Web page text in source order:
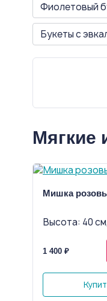
Фиолетовый
Букеты с
Мягкие
Мишка
Высота: 40
1 400 ₽